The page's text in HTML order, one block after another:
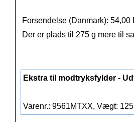
Forsendelse (Danmark): 54,00
Der er plads til 275 g mere til
Ekstra til modtryksfylder -
Varenr.: 9561MTXX, Vægt: 125